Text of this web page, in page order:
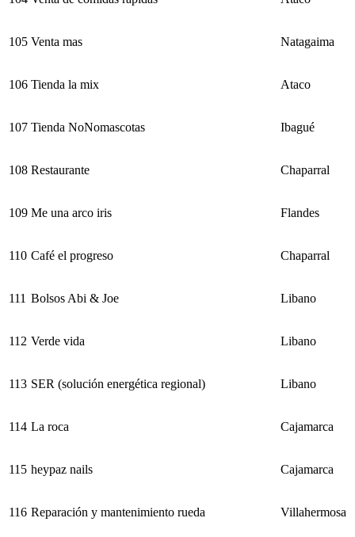
105 Venta mas Natagaima
106 Tienda la mix Ataco
107 Tienda NoNomascotas Ibagué
108 Restaurante Chaparral
109 Me una arco iris Flandes
110 Café el progreso Chaparral
111 Bolsos Abi & Joe Libano
112 Verde vida Libano
113 SER (solución energética regional) Libano
114 La roca Cajamarca
115 heypaz nails Cajamarca
116 Reparación y mantenimiento rueda Villahermosa